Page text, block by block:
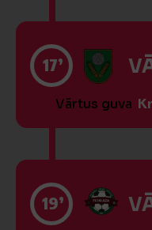
17’
Vārtus guva
19’